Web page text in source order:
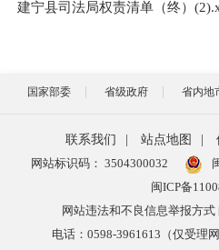
建宁县司法局权责清单（终）
国家部委 省级政府 省内地
联系我们 站点地图
网站标识码： 3504300032
闽ICP备
网站违法和不良信息举报方式
电话：0598-3961613（仅受理